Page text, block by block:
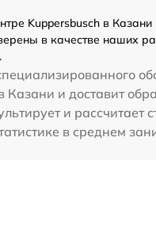
Kuppersbusch в
в качестве наших
Казани и доставит
и рассчитает
в среднем